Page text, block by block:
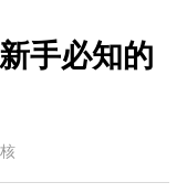
手必知的